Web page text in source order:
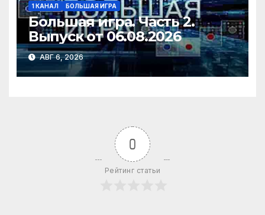
1 КАНАЛ БОЛЬШАЯ ИГРА
Большая игра. Часть 2.
Выпуск от 06.08.2026
АВГ 6, 2026
0
Рейтинг статьи